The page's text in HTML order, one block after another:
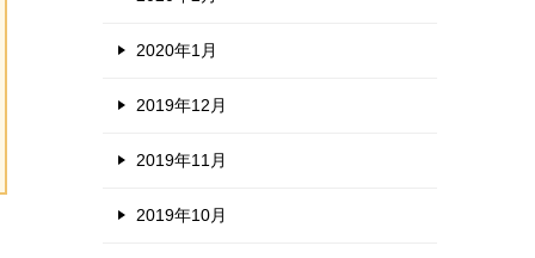
2020年1月
2019年12月
2019年11月
2019年10月